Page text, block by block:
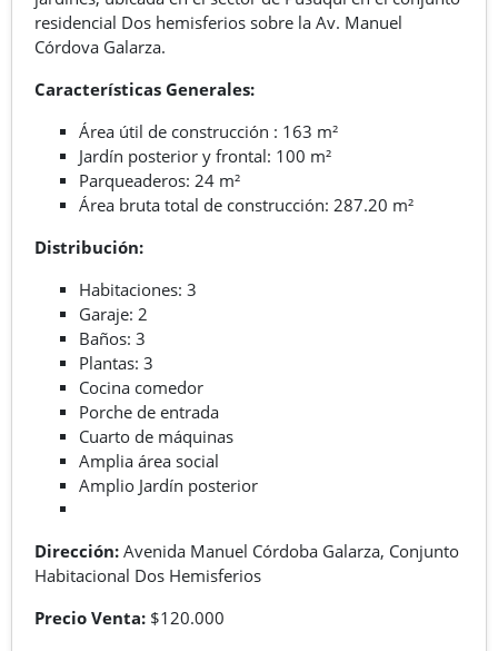
residencial Dos hemisferios sobre la Av. Manuel
Córdova Galarza.
Características Generales:
Área útil de construcción : 163 m²
Jardín posterior y frontal: 100 m²
Parqueaderos: 24 m²
Área bruta total de construcción: 287.20 m²
Distribución:
Habitaciones: 3
Garaje: 2
Baños: 3
Plantas: 3
Cocina comedor
Porche de entrada
Cuarto de máquinas
Amplia área social
Amplio Jardín posterior
Dirección: Avenida Manuel Córdoba Galarza, Conjunto
Habitacional Dos Hemisferios
Precio Venta: $120.000